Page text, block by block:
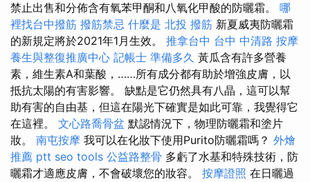
禁止出售和分佈含有氧苯甲酮和八氧化甲酸的防曬霜。 哪
裡找台中撥筋 撥筋禁忌 什麼是 北投 撥筋 新夏威夷防曬霜
的新規定將於2021年1月生效。 推拿台中 台中 中清路 按摩
養生與整復推廣中心 記帳士 準備多久 黃瓜含有許多營養
素，維生素A和葉酸，……所有成分都有助於增強皮膚，以
抵抗太陽的有害影響。 缺點是它仍然具有八晶，這可以幫
助有害的自由基，但這在陽光下確實是如此可靠，我覺得它
在這裡。 文心路喬骨盆 默認情況下，物理防曬霜和塗片
妝。 南屯按摩 我可以在化妝下使用Purito防曬霜嗎？ 外燴
推薦 ptt seo tools 公益路整骨 多虧了水基和特殊技術，防
曬霜才適應皮膚，不會破壞您的妝容。 按摩證照 在日曬過